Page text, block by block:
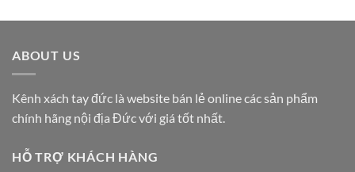
110.000 ₫.
ABOUT US
Kênh xách tay đức là website bán lẻ online các sản phẩm
chính hãng nội địa Đức với giá tốt nhất.
HỖ TRỢ KHÁCH HÀNG